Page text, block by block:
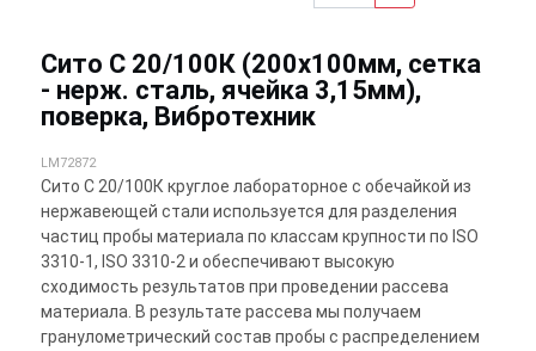
Сито С 20/100К (200х100мм, сетка
- нерж. сталь, ячейка 3,15мм),
поверка, Вибротехник
LM72872
Сито С 20/100К круглое лабораторное с обечайкой из
нержавеющей стали используется для разделения
частиц пробы материала по классам крупности по ISO
3310-1, ISO 3310-2 и обеспечивают высокую
сходимость результатов при проведении рассева
материала. В результате рассева мы получаем
гранулометрический состав пробы с распределением